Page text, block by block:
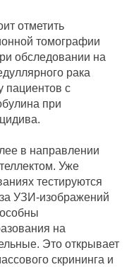
отметить
томографии
обследовании на
рака
пациентов с
при
в направлении
Уже
тестируются
УЗИ-изображений
на
Это открывает
скрининга и